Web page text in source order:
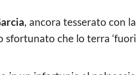
, ancora tesserato con la
sfortunato che lo terra ‘fuori